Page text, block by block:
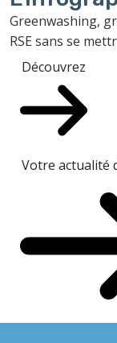
Greenwashing,
RSE sans se
Découvrez
Votre actualité